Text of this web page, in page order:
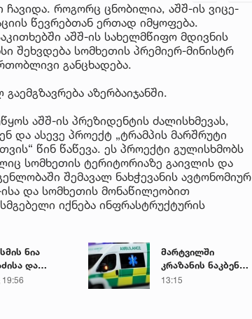
ჩავიდა. როგორც ცნობილია, აშშ-ის ვიცე-
წევრებთან ერთად იმყოფება.
აშშ-ის სახელმწიფო მდივნის
შეხვდება სომხეთის პრემიერ-მინისტრ
განცხადება.
აზერბაიჯანში.
აშშ-ის პრეზიდენტის ძალისხმევას,
და ასევე პროექტ „ტრამპის მარშრუტი
წინ წაწევა. ეს პროექტი გულისხმობს
სომხეთის ტერიტორიაზე გაივლის და
შემავალ ნახჭევანის ავტონომიურ
და სომხეთის მონაწილეობით
იქნება ინფრასტრუქტურის
ნია
და
ფარული
19:56
მარტვილში
კრაზანის ნაკბენით
მძიმე
13:15